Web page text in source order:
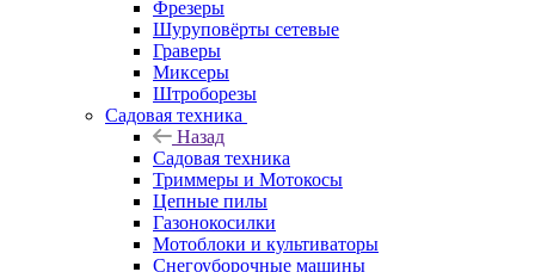
Фрезеры
Шуруповёрты сетевые
Граверы
Миксеры
Штроборезы
Садовая техника
Назад
Садовая техника
Триммеры и Мотокосы
Цепные пилы
Газонокосилки
Мотоблоки и культиваторы
Снегоуборочные машины